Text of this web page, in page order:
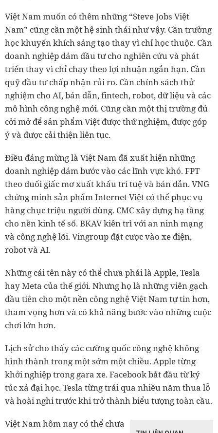
Việt Nam muốn có thêm những “Steve Jobs Việt
Nam” cũng cần một hệ sinh thái như vậy. Cần trường
học khuyến khích sáng tạo thay vì chỉ học thuộc. Cần
doanh nghiệp dám đầu tư cho nghiên cứu và phát
triển thay vì chỉ chạy theo lợi nhuận ngắn hạn. Cần
quỹ đầu tư chấp nhận rủi ro. Cần chính sách thử
nghiệm cho AI, bán dẫn, fintech, robot, dữ liệu và các
mô hình công nghệ mới. Cũng cần một thị trường đủ
cởi mở để sản phẩm Việt được thử nghiệm, được góp
ý và được cải thiện liên tục.
Điều đáng mừng là Việt Nam đã xuất hiện những
doanh nghiệp dám bước vào các lĩnh vực khó. FPT
theo đuổi giấc mơ xuất khẩu trí tuệ và bán dẫn. VNG
chứng minh sản phẩm Internet Việt có thể phục vụ
hàng chục triệu người dùng. CMC xây dựng hạ tầng
cho nền kinh tế số. BKAV kiên trì với an ninh mạng
và công nghệ lõi. Vingroup đặt cược vào xe điện,
robot và AI.
Những cái tên này có thể chưa phải là Apple, Tesla
hay Meta của thế giới. Nhưng họ là những viên gạch
đầu tiên cho một nền công nghệ Việt Nam tự tin hơn,
tham vọng hơn và có khả năng bước vào những cuộc
chơi lớn hơn.
Lịch sử cho thấy các cường quốc công nghệ không
hình thành trong một sớm một chiều. Apple từng
khởi nghiệp trong gara xe. Facebook bắt đầu từ ký
túc xá đại học. Tesla từng trải qua nhiều năm thua lỗ
và hoài nghi trước khi trở thành biểu tượng toàn cầu.
Việt Nam hôm nay có thể chưa